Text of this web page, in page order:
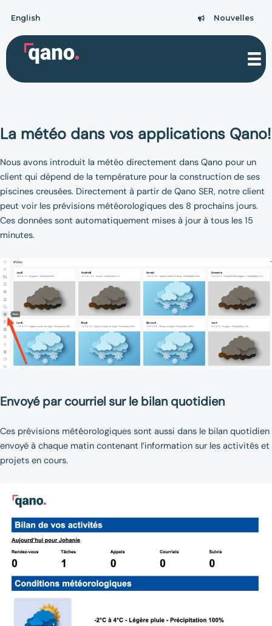
contenu
English Nouvelles
Nouvelles
La météo dans vos applications Qano!
Nous avons introduit la météo directement dans Qano pour un
client qui dépend de la température pour la construction de ses
piscines creusées. Directement à partir de Qano SER, notre client
peut voir les prévisions météorologiques des 8 prochains jours.
Ces données sont automatiquement mises à jour à tous les 15
minutes.
Envoyé par courriel sur le bilan quotidien
Ces prévisions météorologiques sont aussi dans le bilan quotidien
envoyé à chaque matin contenant l’information sur les activités et
projets en cours.